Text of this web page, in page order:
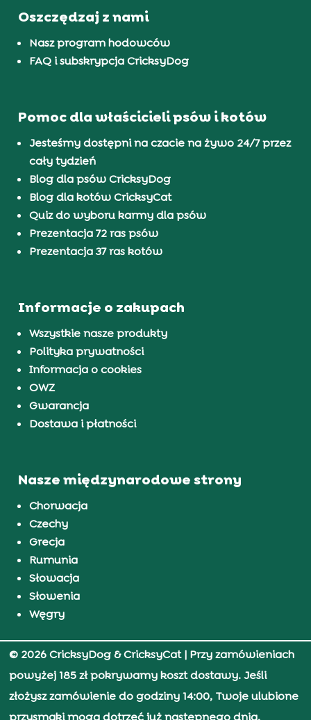
Oszczędzaj z nami
Nasz program hodowców
FAQ i subskrypcja CricksyDog
Pomoc dla właścicieli psów i kotów
Jesteśmy dostępni na czacie na żywo 24/7 przez
cały tydzień
Blog dla psów CricksyDog
Blog dla kotów CricksyCat
Quiz do wyboru karmy dla psów
Prezentacja 72 ras psów
Prezentacja 37 ras kotów
Informacje o zakupach
Wszystkie nasze produkty
Polityka prywatności
Informacja o cookies
OWZ
Gwarancja
Dostawa i płatności
Nasze międzynarodowe strony
Chorwacja
Czechy
Grecja
Rumunia
Słowacja
Słowenia
Węgry
© 2026 CricksyDog & CricksyCat| Przy zamówieniach
powyżej 185 zł pokrywamy koszt dostawy. Jeśli
złożysz zamówienie do godziny 14:00, Twoje ulubione
przysmaki mogą dotrzeć już następnego dnia.